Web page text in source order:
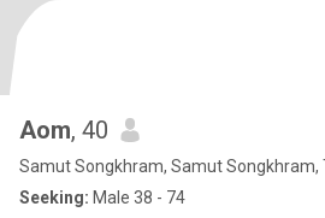
Aom, 40
Samut Songkhram, Samut Songkhram,
Seeking: Male 38 - 74